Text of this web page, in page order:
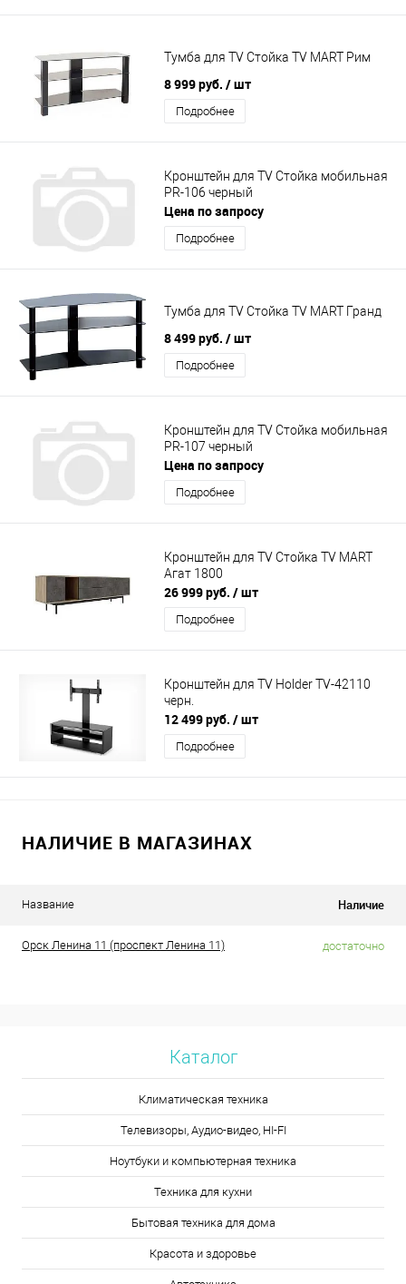
Тумба для TV Стойка TV MART Рим
8 999 руб. / шт
Подробнее
Кронштейн для TV Стойка мобильная
PR-106 черный
Цена по запросу
Подробнее
Тумба для TV Стойка TV MART Гранд
8 499 руб. / шт
Подробнее
Кронштейн для TV Стойка мобильная
PR-107 черный
Цена по запросу
Подробнее
Кронштейн для TV Стойка TV MART
Агат 1800
26 999 руб. / шт
Подробнее
Кронштейн для TV Holder TV-42110
черн.
12 499 руб. / шт
Подробнее
НАЛИЧИЕ В МАГАЗИНАХ
Название Наличие
Орск Ленина 11 (проспект Ленина 11) достаточно
Каталог
Климатическая техника
Телевизоры, Аудио-видео, HI-FI
Ноутбуки и компьютерная техника
Техника для кухни
Бытовая техника для дома
Красота и здоровье